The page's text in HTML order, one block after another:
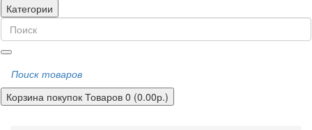
Категории
Поиск товаров
Корзина покупок Товаров 0 (0.00р.)